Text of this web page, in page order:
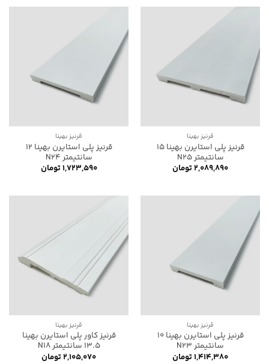
قرنیز بهینا
قرنیز پلی استایرن بهینا 15
سانتیمتر N25
۲,۰۸۹,۸۹۰تومان
قرنیز بهینا
قرنیز پلی استایرن بهینا 12
سانتیمتر N24
۱,۷۲۳,۵۹۰تومان
قرنیز بهینا
قرنیز پلی استایرن بهینا 10
سانتیمتر N23
۱,۴۱۴,۳۸۰تومان
قرنیز بهینا
قرنیز کاور پلی استایرن بهینا
13.5 سانتیمتر N18
۲,۱۰۵,۰۷۰تومان